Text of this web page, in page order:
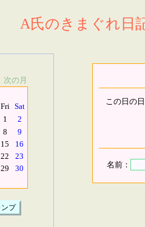
A氏のきまぐれ日
次の月
Fri Sat
1
2
8
9
15
16
22
23
29
30
この日の
名前：